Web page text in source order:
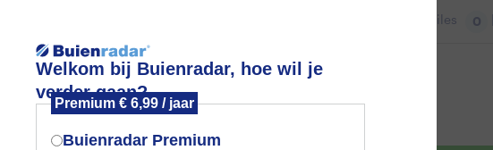
Welkom bij Buienradar, hoe wil je
verder gaan?
Premium € 6,99 / jaar
Buienradar Premium
Files 0